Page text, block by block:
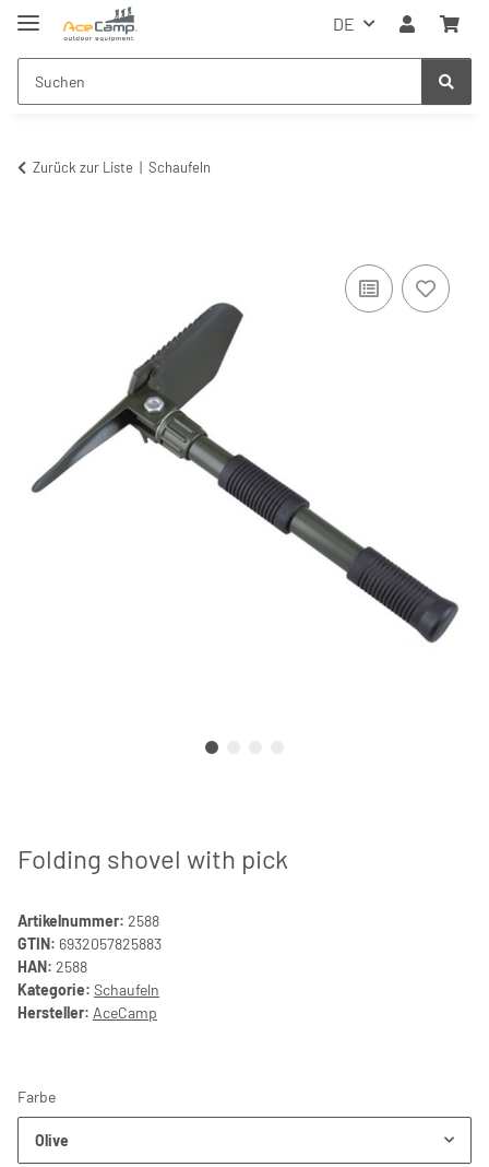
DE
Zurück zur Liste Schaufeln
Folding shovel with pick
Artikelnummer: 2588
GTIN: 6932057825883
HAN: 2588
Kategorie: Schaufeln
Hersteller: AceCamp
Farbe
Olive